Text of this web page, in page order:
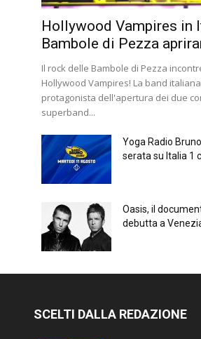
Hollywood Vampires in
Bambole di Pezza
Il rock delle Bambole di Pezza
Hollywood Vampires! La band
protagonista dell'apertura dei due
superband...
Yoga Radio
serata su Italia 1
Oasis, il
debutta a
SCELTI DALLA REDAZIONE